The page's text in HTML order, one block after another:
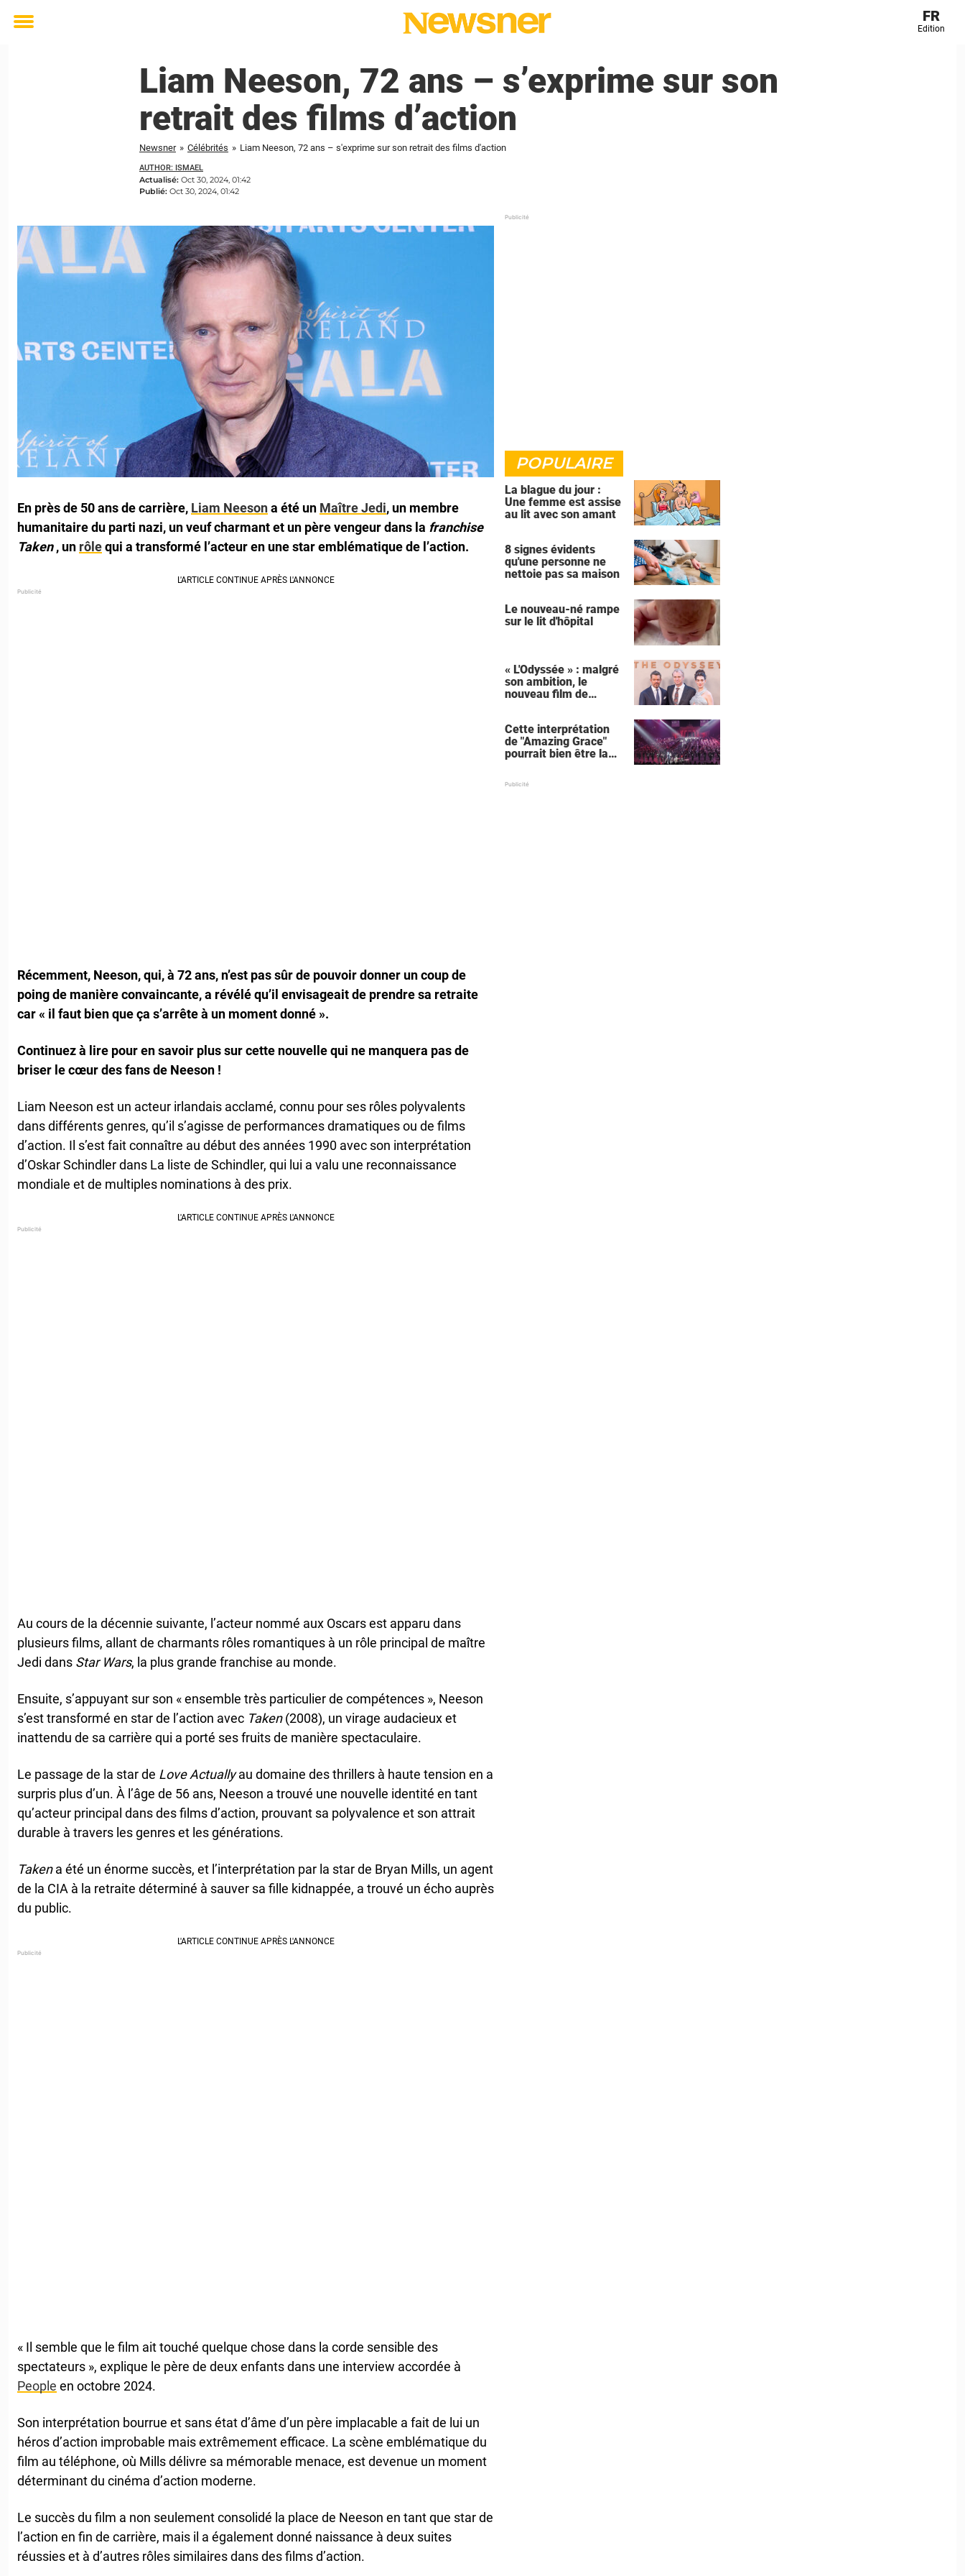
Toggle
FR
Edition
Liam Neeson, 72 ans – s’exprime sur son
retrait des films d’action
Newsner » Célébrités » Liam Neeson, 72 ans – s'exprime sur son retrait des films d'action
AUTHOR: ISMAEL
Actualisé: Oct 30, 2024, 01:42
Publié: Oct 30, 2024, 01:42
En près de 50 ans de carrière, Liam Neesona été un Maître Jedi, un membre
humanitaire du parti nazi, un veuf charmant et un père vengeur dans la franchise
Taken, un rôlequi a transformé l’acteur en une star emblématique de l’action.
Récemment, Neeson, qui, à 72 ans, n’est pas sûr de pouvoir donner un coup de
poing de manière convaincante, a révélé qu’il envisageait de prendre sa retraite
car « il faut bien que ça s’arrête à un moment donné ».
Continuez à lire pour en savoir plus sur cette nouvelle qui ne manquera pas de
briser le cœur des fans de Neeson !
Liam Neeson est un acteur irlandais acclamé, connu pour ses rôles polyvalents
dans différents genres, qu’il s’agisse de performances dramatiques ou de films
d’action. Il s’est fait connaître au début des années 1990 avec son interprétation
d’Oskar Schindler dans La liste de Schindler, qui lui a valu une reconnaissance
mondiale et de multiples nominations à des prix.
Au cours de la décennie suivante, l’acteur nommé aux Oscars est apparu dans
plusieurs films, allant de charmants rôles romantiques à un rôle principal de maître
Jedi dans Star Wars, la plus grande franchise au monde.
Ensuite, s’appuyant sur son « ensemble très particulier de compétences », Neeson
s’est transformé en star de l’action avec Taken(2008), un virage audacieux et
inattendu de sa carrière qui a porté ses fruits de manière spectaculaire.
Le passage de la star de Love Actuallyau domaine des thrillers à haute tension en a
surpris plus d’un. À l’âge de 56 ans, Neeson a trouvé une nouvelle identité en tant
qu’acteur principal dans des films d’action, prouvant sa polyvalence et son attrait
durable à travers les genres et les générations.
Takena été un énorme succès, et l’interprétation par la star de Bryan Mills, un agent
de la CIA à la retraite déterminé à sauver sa fille kidnappée, a trouvé un écho auprès
du public.
« Il semble que le film ait touché quelque chose dans la corde sensible des
spectateurs », explique le père de deux enfants dans une interview accordée à
People en octobre 2024.
Son interprétation bourrue et sans état d’âme d’un père implacable a fait de lui un
héros d’action improbable mais extrêmement efficace. La scène emblématique du
film au téléphone, où Mills délivre sa mémorable menace, est devenue un moment
déterminant du cinéma d’action moderne.
Le succès du film a non seulement consolidé la place de Neeson en tant que star de
l’action en fin de carrière, mais il a également donné naissance à deux suites
réussies et à d’autres rôles similaires dans des films d’action.
POPULAIRE
La blague du jour :
Une femme est assise
au lit avec son amant
8 signes évidents
qu'une personne ne
nettoie pas sa maison
Le nouveau-né rampe
sur le lit d'hôpital
« L'Odyssée » : malgré
son ambition, le
nouveau film de
récurrente
Cette interprétation
de "Amazing Grace"
pourrait bien être la